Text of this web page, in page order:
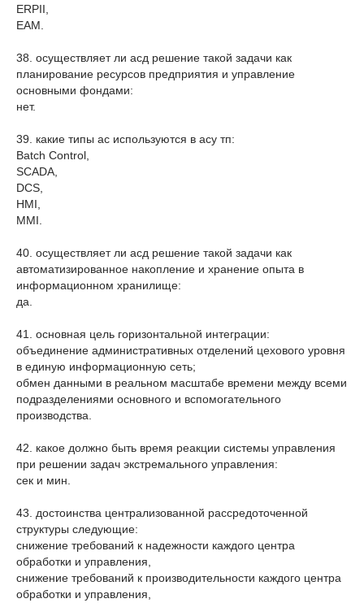
ERPII,
EAM.
38. осуществляет ли асд решение такой задачи как
планирование ресурсов предприятия и управление
основными фондами:
нет.
39. какие типы ас используются в асу тп:
Batch Control,
SCADA,
DCS,
HMI,
MMI.
40. осуществляет ли асд решение такой задачи как
автоматизированное накопление и хранение опыта в
информационном хранилище:
да.
41. основная цель горизонтальной интеграции:
объединение административных отделений цехового уровня
в единую информационную сеть;
обмен данными в реальном масштабе времени между всеми
подразделениями основного и вспомогательного
производства.
42. какое должно быть время реакции системы управления
при решении задач экстремального управления:
сек и мин.
43. достоинства централизованной рассредоточенной
структуры следующие:
снижение требований к надежности каждого центра
обработки и управления,
снижение требований к производительности каждого центра
обработки и управления,